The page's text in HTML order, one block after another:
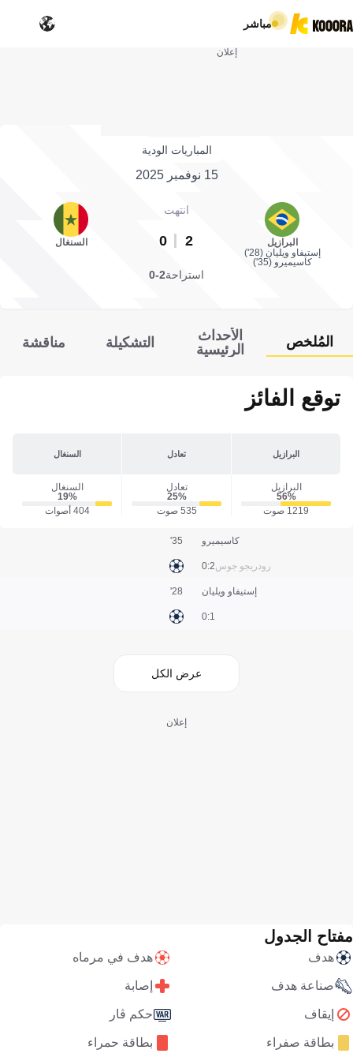
مباشر
إعلان
المباريات الودية
15 نوفمبر 2025
البرازيل
إستيفاو ويليان (28')
كاسيميرو (35')
انتهت
2
0 السنغال
استراحة2-0
المُلخص
الأحداث
الرئيسية
التشكيلة مناقشة
توقع الفائز
البرازيل تعادل السنغال
البرازيل
56‎%‎
1219 صوت
تعادل
25‎%‎
535 صوت
السنغال
19‎%‎
404 أصوات
كاسيميرو
رودريجو جوس2:0
35'
إستيفاو ويليان
1:0
28'
عرض الكل
إعلان
مفتاح الجدول
هدف هدف في مرماه
صناعة هدف إصابة
إيقاف حكم ڤار
بطاقة صفراء بطاقة حمراء